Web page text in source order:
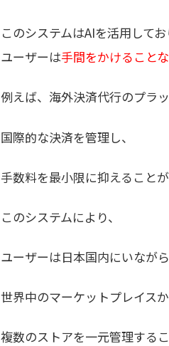
このシステムはAIを活用してお
ユーザーは手間をかけること
例えば、海外決済代行のプラ
国際的な決済を管理し、
手数料を最小限に抑えることが
このシステムにより、
ユーザーは日本国内にいながら
世界中のマーケットプレイスか
複数のストアを一元管理するこ